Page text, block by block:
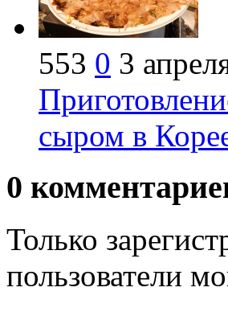
553 0 3
сыром в
0
Только
пользователи